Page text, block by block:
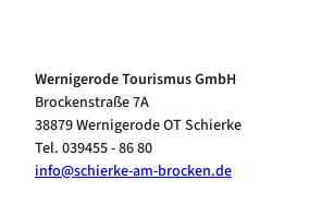
Wernigerode Tourismus GmbH
Brockenstraße 7A
38879 Wernigerode OT Schierke
Tel. 039455 - 86 80
info@schierke-am-brocken.de